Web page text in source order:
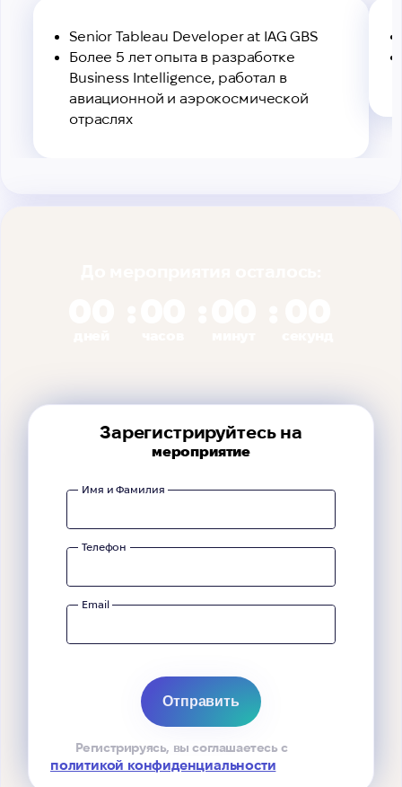
Senior Tableau Developer at IAG GBS
Более 5 лет опыта в разработке
Business Intelligence, работал в
авиационной и аэрокосмической
отраслях
Зарегистрируйтесь на
мероприятие
Имя и Фамилия
Телефон
Email
Регистрируясь, вы соглашаетесь с
политикой конфиденциальности